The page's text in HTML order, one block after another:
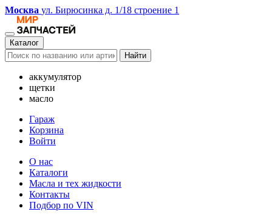
Москва ул. Бирюсинка д. 1/18 строение 1
Каталог
Найти
аккумулятор
щетки
масло
Гараж
Корзина
Войти
О нас
Каталоги
Масла и тех жидкости
Контакты
Подбор по VIN